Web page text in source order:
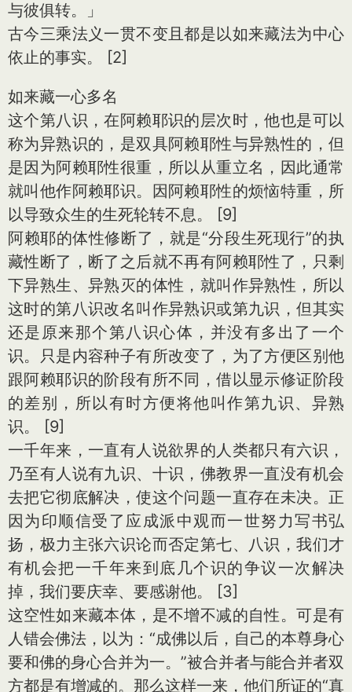
与彼俱转。」
古今三乘法义一贯不变且都是以如来藏法为中心
依止的事实。 [2]
如来藏一心多名
这个第八识，在阿赖耶识的层次时，他也是可以
称为异熟识的，是双具阿赖耶性与异熟性的，但
是因为阿赖耶性很重，所以从重立名，因此通常
就叫他作阿赖耶识。因阿赖耶性的烦恼特重，所
以导致众生的生死轮转不息。 [9]
阿赖耶的体性修断了，就是“分段生死现行”的执
藏性断了，断了之后就不再有阿赖耶性了，只剩
下异熟生、异熟灭的体性，就叫作异熟性，所以
这时的第八识改名叫作异熟识或第九识，但其实
还是原来那个第八识心体，并没有多出了一个
识。只是内容种子有所改变了，为了方便区别他
跟阿赖耶识的阶段有所不同，借以显示修证阶段
的差别，所以有时方便将他叫作第九识、异熟
识。 [9]
一千年来，一直有人说欲界的人类都只有六识，
乃至有人说有九识、十识，佛教界一直没有机会
去把它彻底解决，使这个问题一直存在未决。正
因为印顺信受了应成派中观而一世努力写书弘
扬，极力主张六识论而否定第七、八识，我们才
有机会把一千年来到底几个识的争议一次解决
掉，我们要庆幸、要感谢他。 [3]
这空性如来藏本体，是不增不减的自性。可是有
人错会佛法，以为：“成佛以后，自己的本尊身心
要和佛的身心合并为一。”被合并者与能合并者双
方都是有增减的。那么这样一来，他们所证的“真